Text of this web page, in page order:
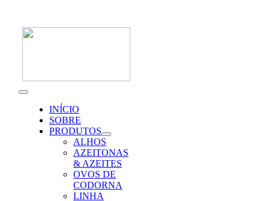
content
Toggle
NavigationINÍCIO
SOBRE
PRODUTOS
ALHOS
AZEITONAS
& AZEITES
OVOS DE
CODORNA
LINHA